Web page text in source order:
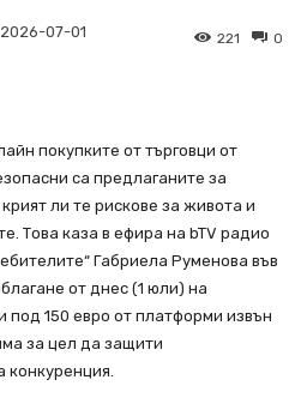
2026-07-01 0
221
покупките от търговци от
са предлаганите за
ли те рискове за живота и
Това каза в ефира на bTV радио
Габриела Руменова във
от днес (1 юли) на
под 150 евро от платформи извън
за цел да защити
конкуренция.